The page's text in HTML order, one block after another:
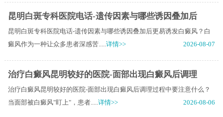
昆明白斑专科医院电话-遗传因素与哪些诱因叠加后
昆明白斑专科医院电话-遗传因素与哪些诱因叠加后更易诱发白癜风？白
癜风作为一种让众多患者深感苦.....详情>> 2026-08-07
治疗白癜风昆明较好的医院-面部出现白癜风后调理
治疗白癜风昆明较好的医院-面部出现白癜风后调理过程中要注意什么？
当面部被白癜风"盯上"，患者.....详情>> 2026-08-06